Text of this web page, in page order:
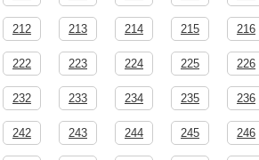
212 213 214 215 216
222 223 224 225 226
232 233 234 235 236
242 243 244 245 246